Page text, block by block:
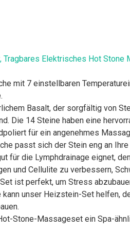
Elektrisches Hot
mit 7 einstellbaren
Basalt, der sorgfältig von
Die 14 Steine ​​haben eine
für ein angenehmes
passt sich der Stein eng an
für die Lymphdrainage eignet,
und Cellulite zu verbessern,
ist perfekt, um Stress
unser Heizstein-Set helfen,
Stone-Massageset ein Spa-